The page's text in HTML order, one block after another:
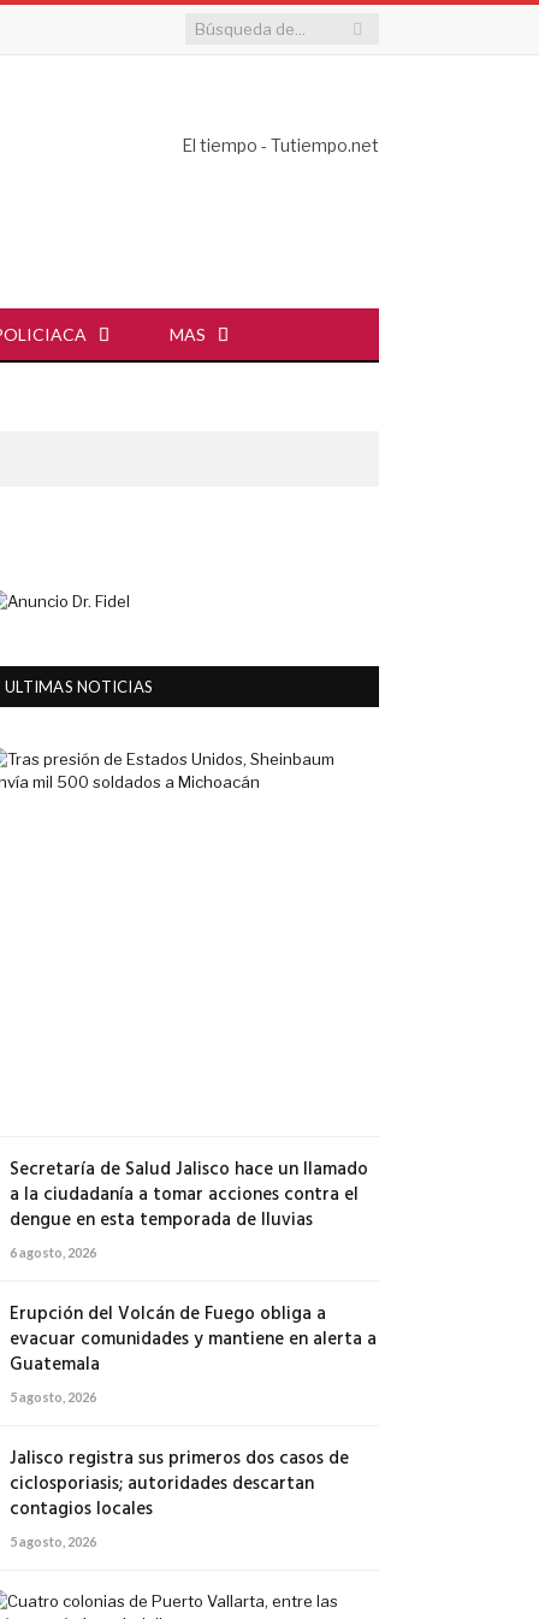
El tiempo - Tutiempo.net
MAS
ULTIMAS NOTICIAS
Secretaría de Salud Jalisco hace un llamado
a la ciudadanía a tomar acciones contra el
dengue en esta temporada de lluvias
6 agosto, 2026
Erupción del Volcán de Fuego obliga a
evacuar comunidades y mantiene en alerta a
Guatemala
5 agosto, 2026
Jalisco registra sus primeros dos casos de
ciclosporiasis; autoridades descartan
contagios locales
5 agosto, 2026